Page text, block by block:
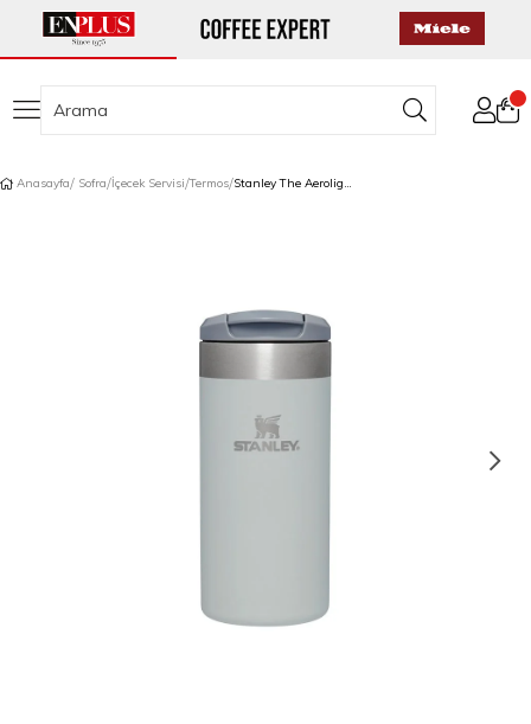
Anasayfa Sofra İçecek Servisi Termos Stanley The Aerolight Transit Termos 0,35 L Açık Gri